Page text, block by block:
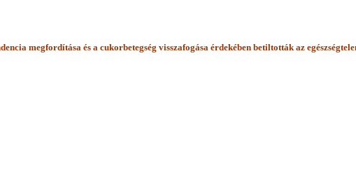
megfordítása és a cukorbetegség visszafogása érdekében betiltották az